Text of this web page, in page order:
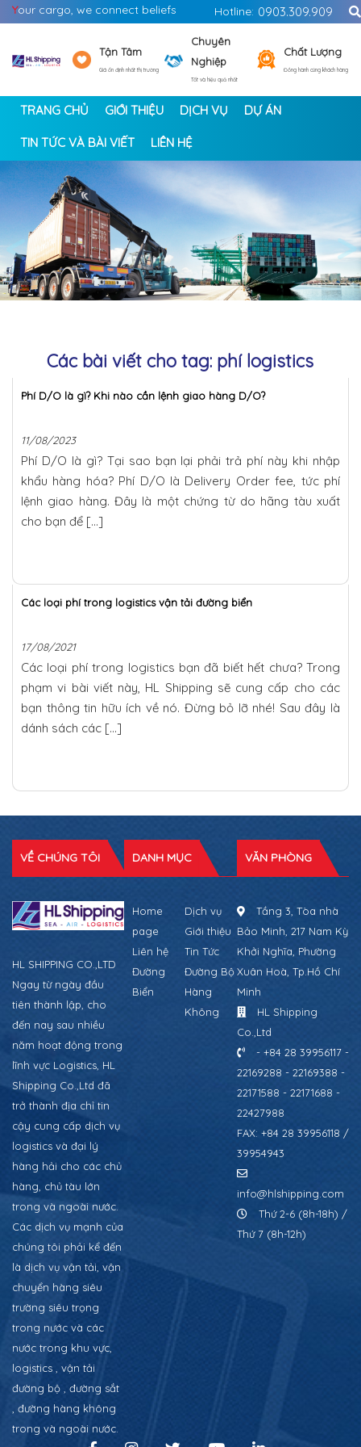
Your cargo, we connect beliefs Hotline: 0903.309.909
Tận Tâm
Giá ổn định nhất thị trường
Chuyên
Nghiệp
Tốt và hiệu quả nhất
Chất Lượng
Đồng hành cùng khách hàng
TRANG CHỦ GIỚI THIỆU DỊCH VỤ DỰ ÁN
TIN TỨC VÀ BÀI VIẾT LIÊN HỆ
< >
Các bài viết cho tag: phí logistics
Phí D/O là gì? Khi nào cần lệnh giao hàng D/O?
11/08/2023
Phí D/O là gì? Tại sao bạn lại phải trả phí này khi nhập
khẩu hàng hóa? Phí D/O là Delivery Order fee, tức phí
lệnh giao hàng. Đây là một chứng từ do hãng tàu xuất
cho bạn để […]
Các loại phí trong logistics vận tải đường biển
17/08/2021
Các loại phí trong logistics bạn đã biết hết chưa? Trong
phạm vi bài viết này, HL Shipping sẽ cung cấp cho các
bạn thông tin hữu ích về nó. Đừng bỏ lỡ nhé! Sau đây là
dánh sách các […]
VỀ CHÚNG TÔI
HL SHIPPING CO.,LTD
Ngay từ ngày đầu
tiên thành lập, cho
đến nay sau nhiều
năm hoạt động trong
lĩnh vực Logistics, HL
Shipping Co.,Ltd đã
trở thành địa chỉ tin
cậy cung cấp dịch vụ
logistics và đại lý
hàng hải cho các chủ
hàng, chủ tàu lớn
trong và ngoài nước.
Các dịch vụ mạnh của
chúng tôi phải kể đến
là dịch vụ vận tải, vận
chuyển hàng siêu
trường siêu trọng
trong nước và các
nước trong khu vực,
logistics , vận tải
đường bộ , đường sắt
, đường hàng không
trong và ngoài nước.
DANH MỤC
Home
page
Dịch vụ
Giới thiệu
Liên hệ
Tin Tức
Đường
Biển
Đường Bộ
Hàng
Không
VĂN PHÒNG
Tầng 3, Tòa nhà
Bảo Minh, 217 Nam Kỳ
Khởi Nghĩa, Phường
Xuân Hoà, Tp.Hồ Chí
Minh
HL Shipping
Co.,Ltd
- +84 28 39956117 -
22169288 - 22169388 -
22171588 - 22171688 -
22427988
FAX: +84 28 39956118 /
39954943
info@hlshipping.com
Thứ 2-6 (8h-18h) /
Thứ 7 (8h-12h)